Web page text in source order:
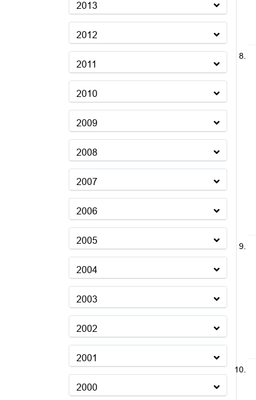
2013
2012
2011
2010
2009
2008
2007
2006
2005
2004
2003
2002
2001
2000